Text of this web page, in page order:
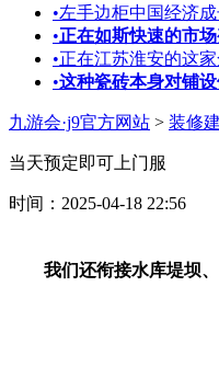
•左手边柜中国经济
•正在如斯快速的市
•正在江苏淮安的这
•这种瓷砖本身对铺
九游会·j9官方网站 > 装修
当天预定即可上门服
时间：2025-04-18 22:56
我们还衔接水库堤坝、